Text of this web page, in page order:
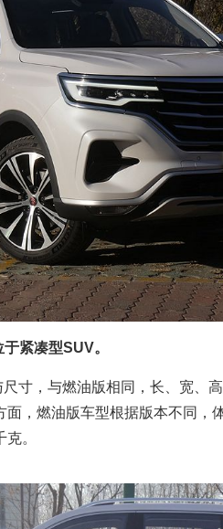
凑型SUV。
，与燃油版相同，长、宽、
面，燃油版车型根据版本不同，
。